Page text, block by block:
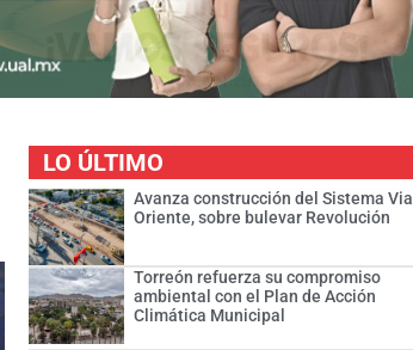
LO ÚLTIMO
Avanza construcción del Sistema Vial
Oriente, sobre bulevar Revolución
Torreón refuerza su compromiso
ambiental con el Plan de Acción
Climática Municipal